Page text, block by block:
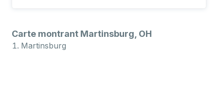
Carte montrant Martinsburg, OH
Martinsburg